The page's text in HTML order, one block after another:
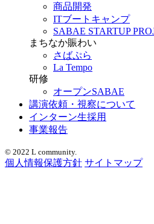
商品開発
ITブートキャンプ
SABAE STARTUP
まちなか賑わい
さばぷら
La Tempo
研修
オープンSABAE
講演依頼・視察について
インターン生採用
事業報告
© 2022 L community.
個人情報保護方針 サイトマップ